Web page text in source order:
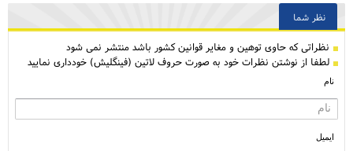
نظر شما
نظراتی كه حاوی توهین و مغایر قوانین کشور باشد منتشر نمی شود
لطفا از نوشتن نظرات خود به صورت حروف لاتین (فینگلیش) خودداری نمایید
نام
ایمیل